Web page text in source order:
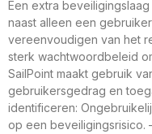
Een extra
naast alleen een
vereenvoudigen van het
sterk wachtwoordbeleid
SailPoint maakt gebruik
gebruikersgedrag en
identificeren:
op een beveiligingsrisico.